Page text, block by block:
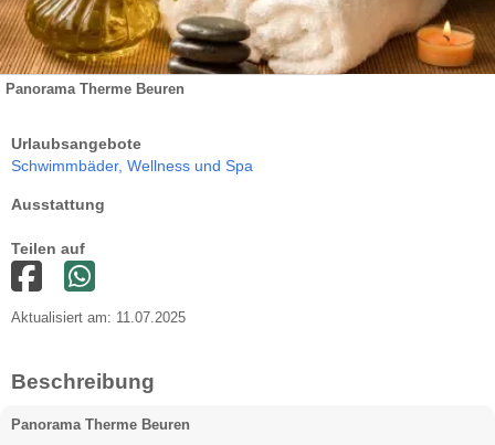
Panorama Therme Beuren
Urlaubsangebote
Schwimmbäder, Wellness und Spa
Ausstattung
Teilen auf
Aktualisiert am: 11.07.2025
Beschreibung
Panorama Therme Beuren